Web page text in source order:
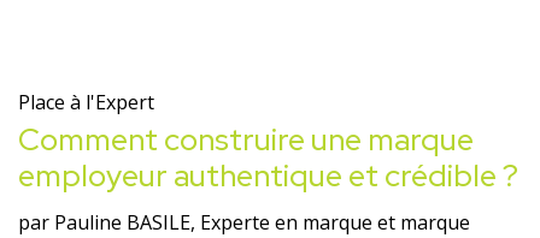
Place à l'Expert
Comment construire une marque
employeur authentique et crédible ?
par Pauline BASILE, Experte en marque et marque